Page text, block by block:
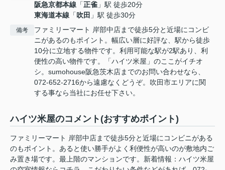
阪急京都本線 「正雀 」駅 徒歩20分
東海道本線 「吹田 」駅 徒歩30分
備考
ファミリーマート 岸部中店まで徒歩5分と近場にコンビ
ニがあるのもポイント。幅広い層に好評な、駅から徒歩
10分に立地する物件です。利用可能な駅が2駅あり、利
便性の高い物件です。「ハイツ米屋」のここがイチオ
シ。sumohouse阪急茨木店までのお問い合わせなら、
072-652-2716から遠慮なくどうぞ。吹田市エリアに関
する事なら当社にお任せ下さい。
ハイツ米屋のコメント(おすすめポイント)
ファミリーマート 岸部中店まで徒歩5分と近場にコンビニがある
のもポイント。あると使い勝手がよく利便性が高いのが敷地内ご
み置き場です。最上階のマンションです。新着情報：ハイツ米屋